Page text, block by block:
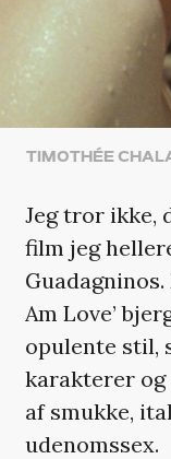
TIMOTHÉE
Jeg tror ikke,
film jeg
Am Love’
opulente stil,
karakterer
af smukke,
udenomssex.